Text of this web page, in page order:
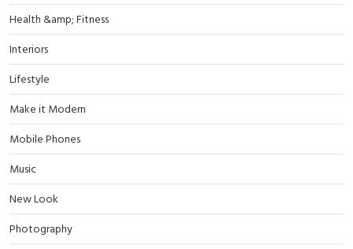
Health &amp; Fitness
Interiors
Lifestyle
Make it Modern
Mobile Phones
Music
New Look
Photography